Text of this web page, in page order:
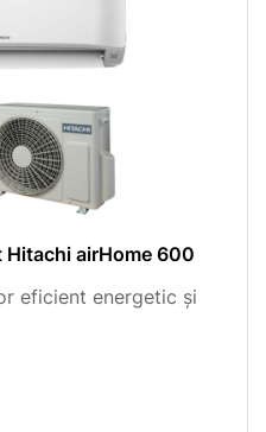
airHome 600
eficient energetic și